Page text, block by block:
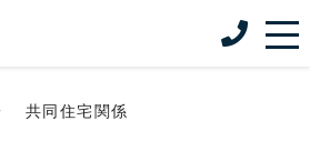
共同住宅関係